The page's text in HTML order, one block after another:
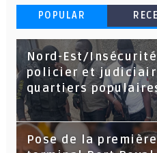
POPULAR
Nord-Est/
policier et
quartiers
Pose de la